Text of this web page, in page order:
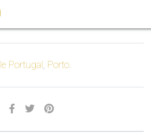
le Portugal Porto